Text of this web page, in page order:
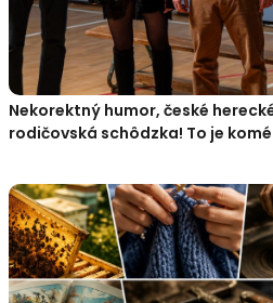
Nekorektný humor, české
rodičovská schôdzka! To je